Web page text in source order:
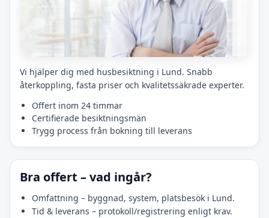
Vi hjälper dig med husbesiktning i Lund. Snabb
återkoppling, fasta priser och kvalitetssäkrade experter.
Offert inom 24 timmar
Certifierade besiktningsmän
Trygg process från bokning till leverans
Bra offert – vad ingår?
Omfattning – byggnad, system, platsbesök i Lund.
Tid & leverans – protokoll/registrering enligt krav.